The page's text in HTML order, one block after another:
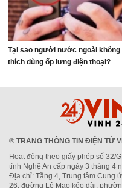
Tại sao người nước ngoài không
thích dùng ốp lưng điện thoại?
® TRANG THÔNG TIN ĐIỆN TỬ
Hoạt động theo giấy phép số 32/
tỉnh Nghệ An cấp ngày 3 tháng 4
Địa chỉ: Tầng 4, Trung tâm Cung
26, đường Lê Mao kéo dài,